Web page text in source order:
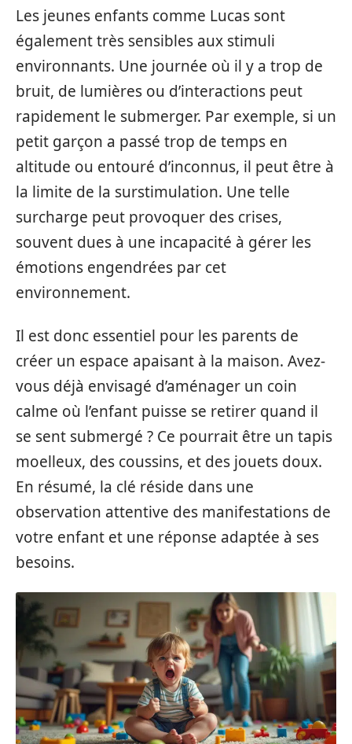
Les jeunes enfants comme Lucas sont
également très sensibles aux stimuli
environnants. Une journée où il y a trop de
bruit, de lumières ou d’interactions peut
rapidement le submerger. Par exemple, si un
petit garçon a passé trop de temps en
altitude ou entouré d’inconnus, il peut être à
la limite de la surstimulation. Une telle
surcharge peut provoquer des crises,
souvent dues à une incapacité à gérer les
émotions engendrées par cet
environnement.
Il est donc essentiel pour les parents de
créer un espace apaisant à la maison. Avez-
vous déjà envisagé d’aménager un coin
calme où l’enfant puisse se retirer quand il
se sent submergé ? Ce pourrait être un tapis
moelleux, des coussins, et des jouets doux.
En résumé, la clé réside dans une
observation attentive des manifestations de
votre enfant et une réponse adaptée à ses
besoins.